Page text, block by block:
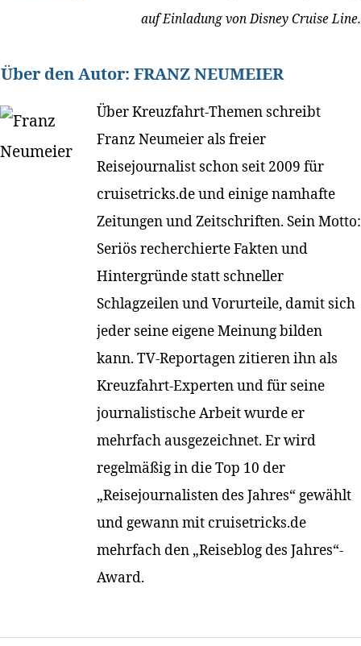
auf Einladung von Disney Cruise Line.
Über den Autor: FRANZ NEUMEIER
Über Kreuzfahrt-Themen schreibt
Franz Neumeier als freier
Reisejournalist schon seit 2009 für
cruisetricks.de und einige namhafte
Zeitungen und Zeitschriften. Sein Motto:
Seriös recherchierte Fakten und
Hintergründe statt schneller
Schlagzeilen und Vorurteile, damit sich
jeder seine eigene Meinung bilden
kann. TV-Reportagen zitieren ihn als
Kreuzfahrt-Experten und für seine
journalistische Arbeit wurde er
mehrfach ausgezeichnet. Er wird
regelmäßig in die Top 10 der
„Reisejournalisten des Jahres“ gewählt
und gewann mit cruisetricks.de
mehrfach den „Reiseblog des Jahres“-
Award.